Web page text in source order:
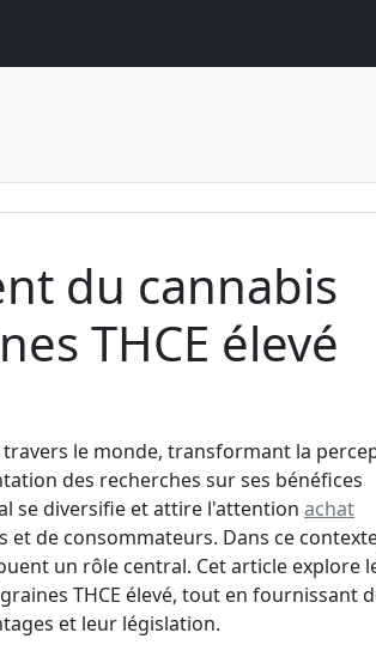
du cannabis
THCE élevé
le monde, transformant la
des recherches sur ses bénéfices
se diversifie et attire l'attention achat
et de consommateurs. Dans ce
un rôle central. Cet article explore
THCE élevé, tout en fournissant
et leur législation.